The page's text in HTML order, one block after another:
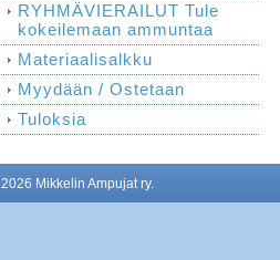
RYHMÄVIERAILUT Tule
kokeilemaan ammuntaa
Materiaalisalkku
Myydään / Ostetaan
Tuloksia
2026 Mikkelin Ampujat ry.